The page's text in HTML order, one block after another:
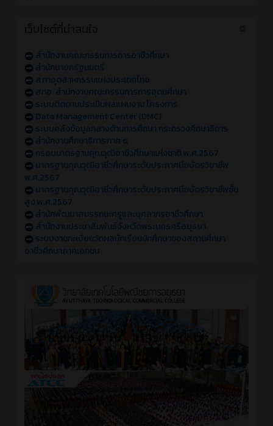
สำนักงานคณะกรรมการการอาชีวศึกษา
สำนักนายกรัฐมนตรี
สภาอุตสาหกรรมแห่งประเทศไทย
สกอ. สำนักงานคณะกรรมการการอุดมศึกษา
ระบบติดตามประเมินผลแผนงาน โครงการ
Data Management Center (DMC)
ระบบคลังข้อมูลกลางด้านการศึกษา กระทรวงศึกษาธิการ
สำนักงานศึกษาธิการภาค ๔
กรอบมาตรฐานคุณวุฒิอาชีวศึกษาแห่งชาติ พ.ศ.2567
มาตรฐานคุณวุฒิอาชีวศึกษาระดับประกาศนียบัตรวิชาชีพ
พ.ศ.2567
มาตรฐานคุณวุฒิอาชีวศึกษาระดับประกาศนียบัตรวิชาชีพชั้น
สูง พ.ศ.2567
สำนักพัฒนาสมรรถนะครูและบุคลากรอาชีวศึกษา
สำนักงานประชาสัมพันธ์จังหวัดพระนครศรีอยุธยา
ระบบงานทะเบียนวัดผลนักเรียนนักศึกษาของสถานศึกษา
อาชีวศึกษาภาคเอกชน